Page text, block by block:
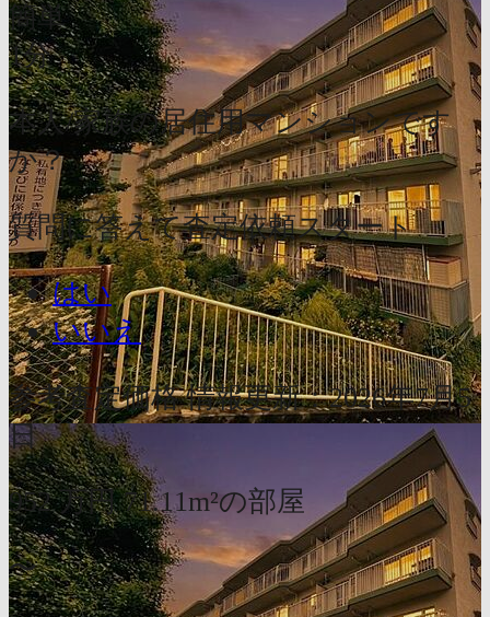
簡単
1分
本人/家族の居住用マンションです
か？
質問に答えて査定依頼スタート
はい
いいえ
参考査定価格 情報更新：2026年7月5
日
952 万円 71.11m²の部屋
〜